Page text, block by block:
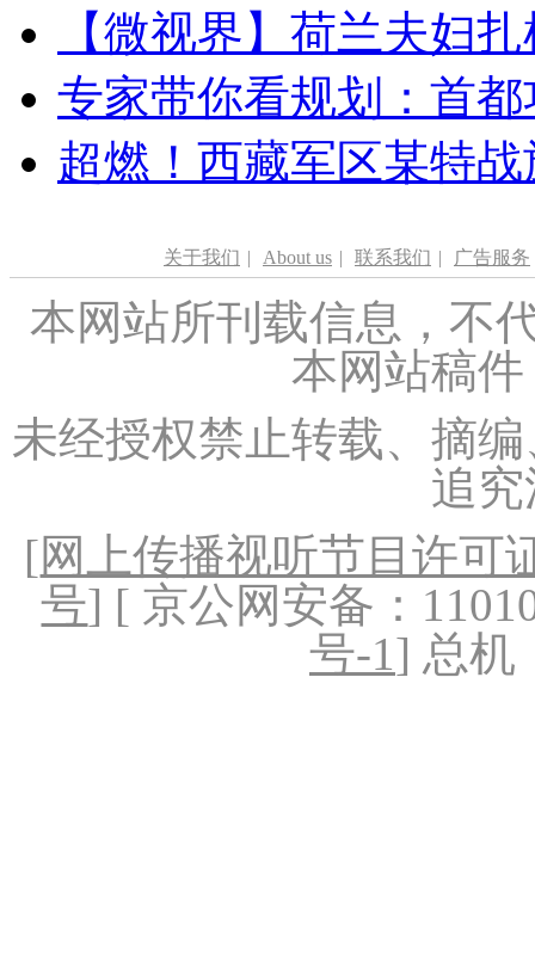
【微视界】荷兰夫妇
专家带你看规划：首
超燃！西藏军区某特
关于我们 | About us | 联系我们 | 广告服务
本网站所刊载信息，不
本网站稿
未经授权禁止转载、摘
追
[网上传播视听节目许可
号] [ 京公网安备：
号-1] 总机